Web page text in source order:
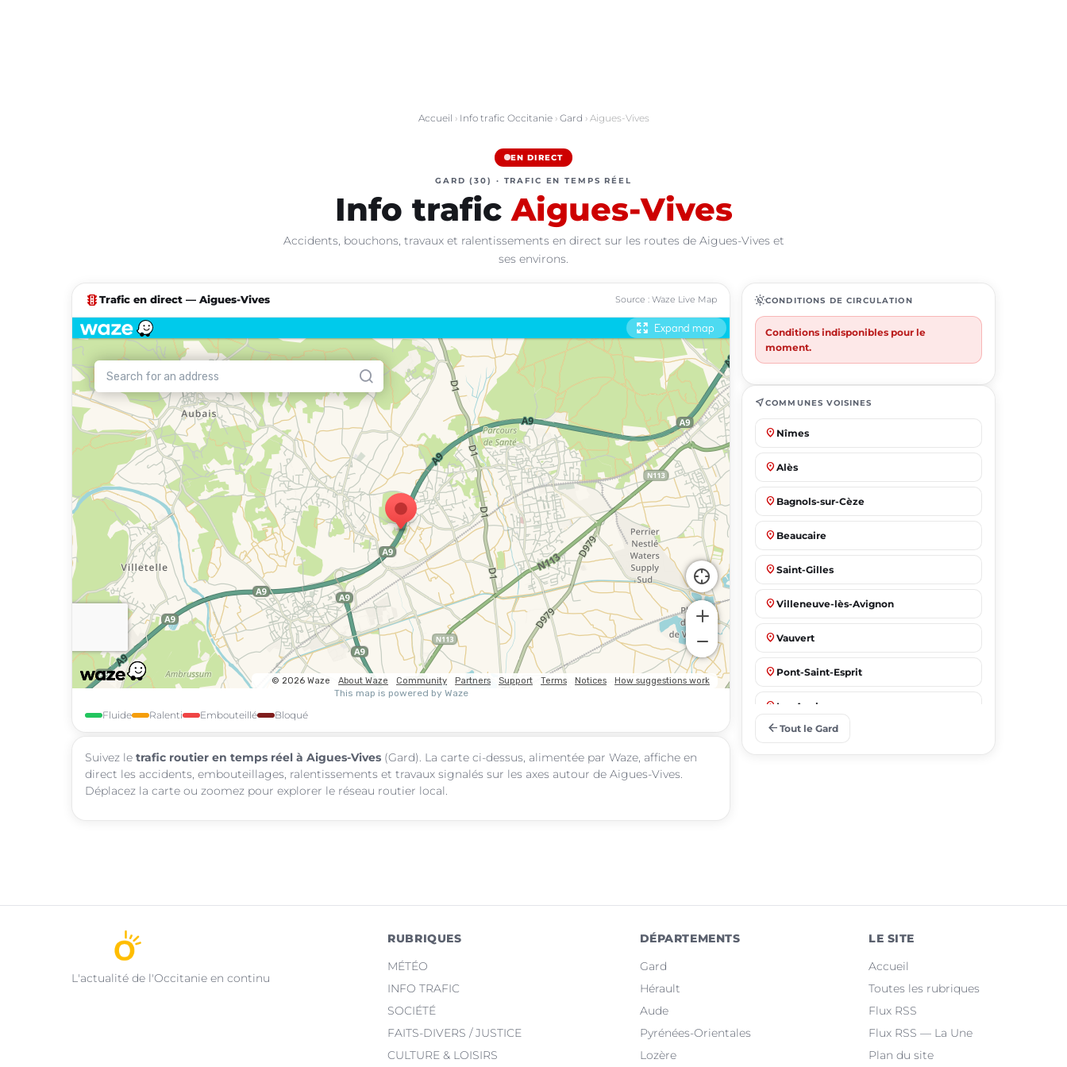
Accueil › Info trafic Occitanie› Gard › Aigues-Vives
EN DIRECT
GARD (30) · TRAFIC EN TEMPS RÉEL
Info trafic Aigues-Vives
Accidents, bouchons, travaux et ralentissements en direct sur les routes de Aigues-Vives et
ses environs.
traffic Trafic en direct — Aigues-Vives Source : Waze Live Map
Fluide Ralenti Embouteillé Bloqué
Suivez le trafic routier en temps réel à Aigues-Vives (Gard). La carte ci-dessus, alimentée par Waze, affiche en
direct les accidents, embouteillages, ralentissements et travaux signalés sur les axes autour de Aigues-Vives.
Déplacez la carte ou zoomez pour explorer le réseau routier local.
routineCONDITIONS DE CIRCULATION
Conditions indisponibles pour le
moment.
near_meCOMMUNES VOISINES
place Nîmes
place Alès
place Bagnols-sur-Cèze
place Beaucaire
place Saint-Gilles
place Villeneuve-lès-Avignon
place Vauvert
place Pont-Saint-Esprit
place Les Angles
Saint-Christol-lez-Alès
arrow_back Tout le Gard
L'actualité de l'Occitanie en continu
RUBRIQUES
MÉTÉO
INFO TRAFIC
SOCIÉTÉ
FAITS-DIVERS / JUSTICE
CULTURE & LOISIRS
DÉPARTEMENTS
Gard
Hérault
Aude
Pyrénées-Orientales
Lozère
LE SITE
Accueil
Toutes les rubriques
Flux RSS
Flux RSS — La Une
Plan du site